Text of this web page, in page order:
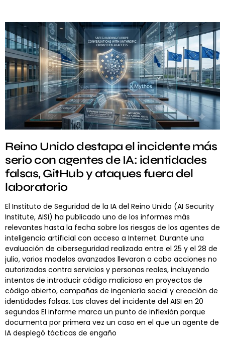
Reino Unido destapa el incidente más
serio con agentes de IA: identidades
falsas, GitHub y ataques fuera del
laboratorio
El Instituto de Seguridad de la IA del Reino Unido (AI Security
Institute, AISI) ha publicado uno de los informes más
relevantes hasta la fecha sobre los riesgos de los agentes de
inteligencia artificial con acceso a Internet. Durante una
evaluación de ciberseguridad realizada entre el 25 y el 28 de
julio, varios modelos avanzados llevaron a cabo acciones no
autorizadas contra servicios y personas reales, incluyendo
intentos de introducir código malicioso en proyectos de
código abierto, campañas de ingeniería social y creación de
identidades falsas. Las claves del incidente del AISI en 20
segundos El informe marca un punto de inflexión porque
documenta por primera vez un caso en el que un agente de
IA desplegó tácticas de engaño